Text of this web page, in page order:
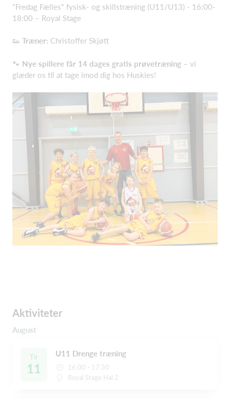
"Fredag Fælles" fysisk- og skillstræning (U11/U13) - 16:00-
18:00 – Royal Stage
👟 Træner: Christoffer Skjøtt
🐾 Nye spillere får 14 dages gratis prøvetræning – vi
glæder os til at tage imod dig hos Huskies!
Aktiviteter
August
Tir
11
U11 Drenge træning
16:00 - 17:30
Royal Stage Hal 2